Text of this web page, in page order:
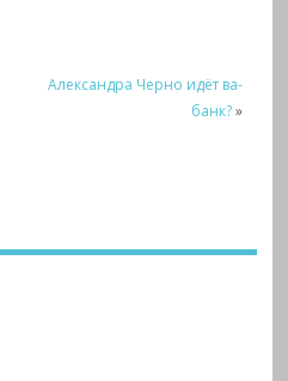
Александра Черно идёт ва-
банк?»